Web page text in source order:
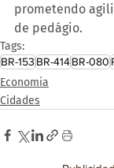
prometendo
de pedágio.
Tags:
BR-153BR-414BR-080
Economia
Cidades